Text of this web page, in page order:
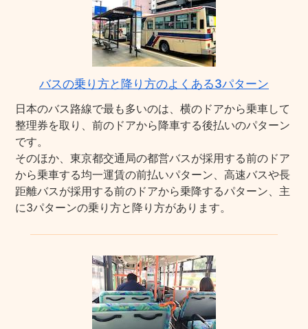
バスの乗り方と降り方のよくある3パターン
日本のバス路線で最も多いのは、横のドアから乗車して
整理券を取り、前のドアから降車する後払いのパターン
です。
そのほか、東京都交通局の都営バスが採用する前のドア
から乗車する均一運賃の前払いパターン、高速バスや長
距離バスが採用する前のドアから乗降するパターン、主
に3パターンの乗り方と降り方があります。